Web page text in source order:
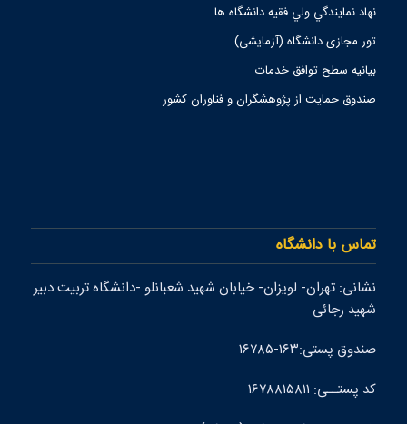
نهاد نمايندگي ولي فقيه دانشگاه ها
تور مجازی دانشگاه (آزمایشی)
بیانیه سطح توافق خدمات
صندوق حمايت از پژوهشگران و فناوران كشور
تماس با دانشگاه
نشانی: تهران- لويزان- خيابان شهيد شعبانلو -دانشگاه تربيت دبير
شهيد رجائی
صندوق پستی:۱۶۳-۱۶۷۸۵
کد پستــی: ۱۶۷۸۸۱۵۸۱۱